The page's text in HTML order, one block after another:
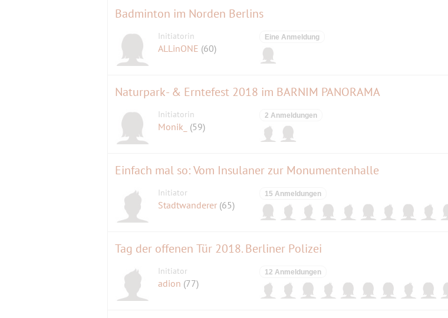
Badminton im Norden Berlins
Initiatorin
ALLinONE (60)
Eine Anmeldung
Naturpark- & Erntefest 2018 im BARNIM PANORAMA
Initiatorin
Monik_ (59)
2 Anmeldungen
Einfach mal so: Vom Insulaner zur Monumentenhalle
Initiator
Stadtwanderer (65)
15 Anmeldungen
Tag der offenen Tür 2018. Berliner Polizei
Initiator
adion (77)
12 Anmeldungen